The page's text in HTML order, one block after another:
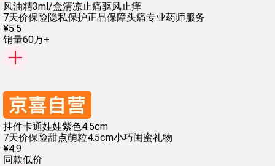
风油精3ml/盒清凉止痛驱风止痒
7天价保险隐私保护正品保障头痛专业药师服务
¥5.5
销量60万+
挂件卡通娃娃紫色4.5cm
7天价保险甜点萌粒4.5cm小巧闺蜜礼物
¥4.9
同款低价